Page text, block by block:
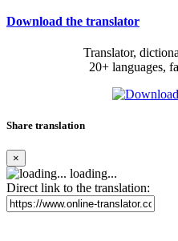
Download the translator
Translator,
20+ languages,
Share translation
×
loading...
Direct link to the translation: